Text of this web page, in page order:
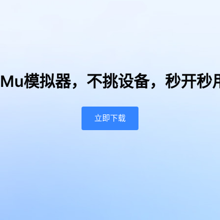
模拟器， 不挑设备，秒开秒
立即下载